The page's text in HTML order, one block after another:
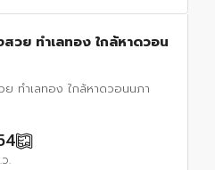
วย ทำเลทอง ใกล้หาดวอน
ทำเลทอง ใกล้หาดวอนนภา
.